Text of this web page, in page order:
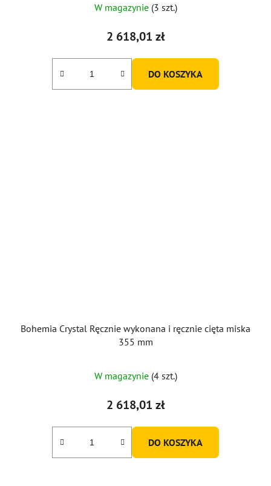
W magazynie (3 szt.)
2 618,01 zł
DO KOSZYKA
Bohemia Crystal Ręcznie wykonana i ręcznie cięta miska
355 mm
W magazynie (4 szt.)
2 618,01 zł
DO KOSZYKA